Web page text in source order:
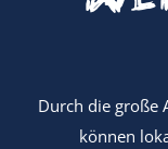
Durch die große
können